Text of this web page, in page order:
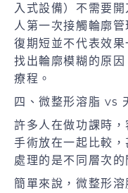
入式設備）不需要
人第一次接觸輪廓
復期短並不代表效
找出輪廓模糊的原
療程。
四、微整形溶脂 vs
許多人在做功課時
手術放在一起比較
處理的是不同層次的
簡單來說，微整形